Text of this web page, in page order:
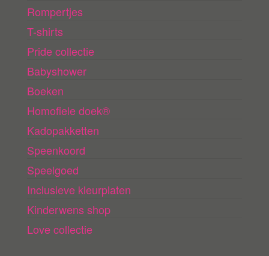
Rompertjes
T-shirts
Pride collectie
Babyshower
Boeken
Homofiele doek®
Kadopakketten
Speenkoord
Speelgoed
Inclusieve kleurplaten
Kinderwens shop
Love collectie